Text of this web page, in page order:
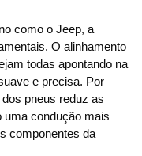
como o Jeep, a
O alinhamento
todas apontando na
e precisa. Por
pneus reduz as
uma condução mais
componentes da